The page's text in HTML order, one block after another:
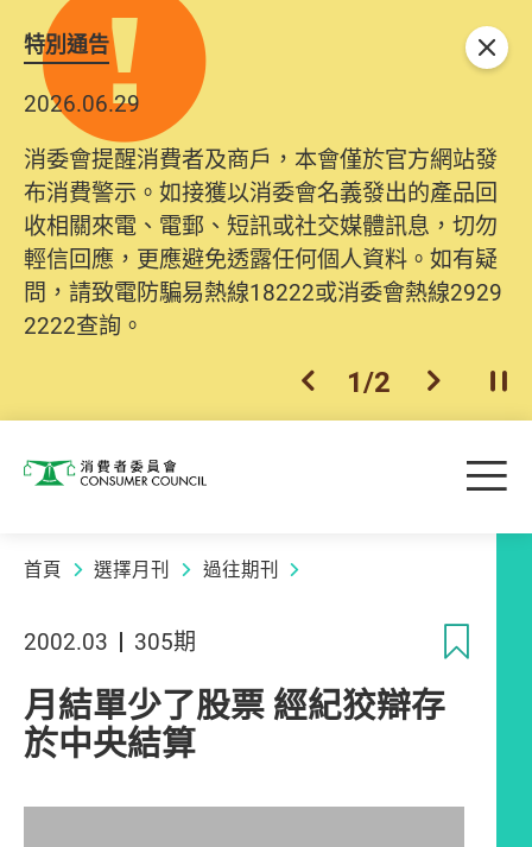
特別通告
2026.06.29
消委會提醒消費者及商戶，本會僅於官方網站發
布消費警示。如接獲以消委會名義發出的產品回
收相關來電、電郵、短訊或社交媒體訊息，切勿
輕信回應，更應避免透露任何個人資料。如有疑
問，請致電防騙易熱線18222或消委會熱線2929
2222查詢。
上一個
1/2 下一個開
關閉
消費者委員會 目
首頁 選擇月刊 過往期刊
2002.03 305期
月結單少了股票 經紀狡辯存
於中央結算